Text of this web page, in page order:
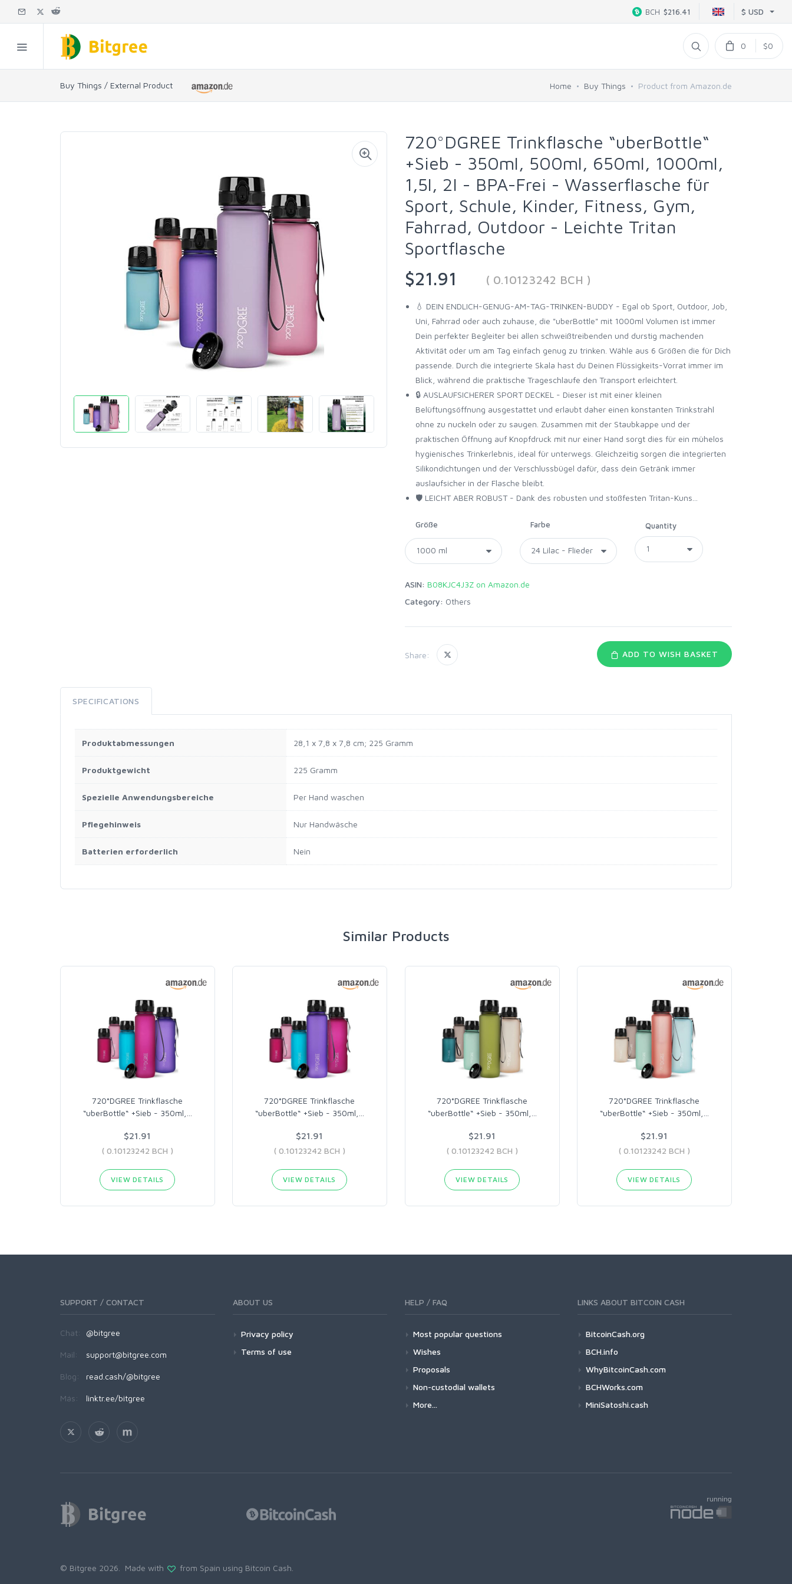
$ USD
BCH $216.41
0 $0
Buy Things / External Product Home Buy Things Product from Amazon.de
720°DGREE Trinkflasche “uberBottle“
+Sieb - 350ml, 500ml, 650ml, 1000ml,
1,5l, 2l - BPA-Frei - Wasserflasche für
Sport, Schule, Kinder, Fitness, Gym,
Fahrrad, Outdoor - Leichte Tritan
Sportflasche
$21.91
( 0.10123242 BCH )
💧 DEIN ENDLICH-GENUG-AM-TAG-TRINKEN-BUDDY - Egal ob Sport, Outdoor, Job,
Uni, Fahrrad oder auch zuhause, die "uberBottle" mit 1000ml Volumen ist immer
Dein perfekter Begleiter bei allen schweißtreibenden und durstig machenden
Aktivität oder um am Tag einfach genug zu trinken. Wähle aus 6 Größen die für Dich
passende. Durch die integrierte Skala hast du Deinen Flüssigkeits-Vorrat immer im
Blick, während die praktische Trageschlaufe den Transport erleichtert.
🔒 AUSLAUFSICHERER SPORT DECKEL - Dieser ist mit einer kleinen
Belüftungsöffnung ausgestattet und erlaubt daher einen konstanten Trinkstrahl
ohne zu nuckeln oder zu saugen. Zusammen mit der Staubkappe und der
praktischen Öffnung auf Knopfdruck mit nur einer Hand sorgt dies für ein mühelos
hygienisches Trinkerlebnis, ideal für unterwegs. Gleichzeitig sorgen die integrierten
Silikondichtungen und der Verschlussbügel dafür, dass dein Getränk immer
auslaufsicher in der Flasche bleibt.
🛡️ LEICHT ABER ROBUST - Dank des robusten und stoßfesten Tritan-Kuns...
Größe Farbe Quantity
ASIN: B08KJC4J3Z on Amazon.de
Category: Others
Share: ADD TO WISH BASKET
SPECIFICATIONS
Produktabmessungen ‎28,1 x 7,8 x 7,8 cm; 225 Gramm
Produktgewicht ‎225 Gramm
Spezielle Anwendungsbereiche ‎Per Hand waschen
Pflegehinweis ‎Nur Handwäsche
Batterien erforderlich ‎Nein
Similar Products
720°DGREE Trinkflasche
“uberBottle“ +Sieb - 350ml,
$21.91
( 0.10123242 BCH )
VIEW DETAILS
720°DGREE Trinkflasche
“uberBottle“ +Sieb - 350ml,
$21.91
( 0.10123242 BCH )
VIEW DETAILS
720°DGREE Trinkflasche
“uberBottle“ +Sieb - 350ml,
$21.91
( 0.10123242 BCH )
VIEW DETAILS
720°DGREE Trinkflasche
“uberBottle“ +Sieb - 350ml,
$21.91
( 0.10123242 BCH )
VIEW DETAILS
SUPPORT / CONTACT
Chat: @bitgree
Mail: support@bitgree.com
Blog: read.cash/@bitgree
Más: linktr.ee/bitgree
ABOUT US
Privacy policy
Terms of use
HELP / FAQ
Most popular questions
Wishes
Proposals
Non-custodial wallets
More...
LINKS ABOUT BITCOIN CASH
BitcoinCash.org
BCH.info
WhyBitcoinCash.com
BCHWorks.com
MiniSatoshi.cash
© Bitgree 2026. Made with from Spain using Bitcoin Cash